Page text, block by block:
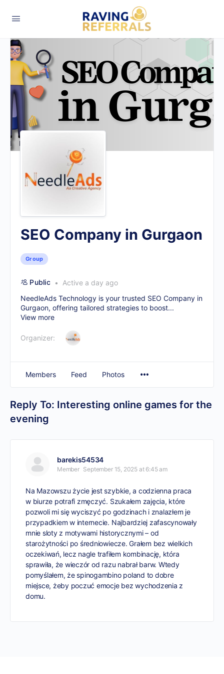
SEO Company in Gurgaon
Group
Public
Active a day ago
NeedleAds Technology is your trusted SEO Company in
Gurgaon, offering tailored strategies to boost...
View more
Organizer:
Members Feed Photos
Reply To: Interesting online games for the
evening
barekis54534
Member September 15, 2025 at 6:45 am
Na Mazowszu życie jest szybkie, a codzienna praca
w biurze potrafi zmęczyć. Szukałem zajęcia, które
pozwoli mi się wyciszyć po godzinach i znalazłem je
przypadkiem w internecie. Najbardziej zafascynowały
mnie sloty z motywami historycznymi – od
starożytności po średniowiecze. Grałem bez wielkich
oczekiwań, lecz nagle trafiłem kombinację, która
sprawiła, że wieczór od razu nabrał barw. Wtedy
pomyślałem, że spinogambino poland to dobre
miejsce, żeby poczuć emocje bez wychodzenia z
domu.